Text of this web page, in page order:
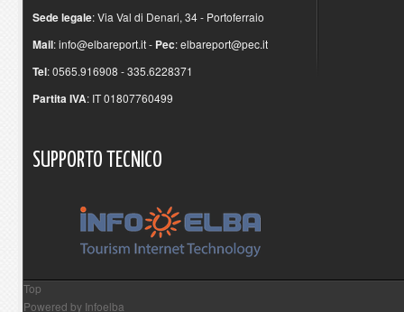
Sede legale: Via Val di Denari, 34 - Portoferraio
Mail:info@elbareport.it- Pec:elbareport@pec.it
Tel: 0565.916908 - 335.6228371
Partita IVA: IT 01807760499
SUPPORTO TECNICO
Top
Powered by Infoelba